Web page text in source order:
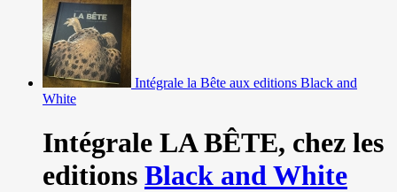
Intégrale la Bête aux editions Black and
White
Intégrale LA BÊTE, chez les
editions Black and White